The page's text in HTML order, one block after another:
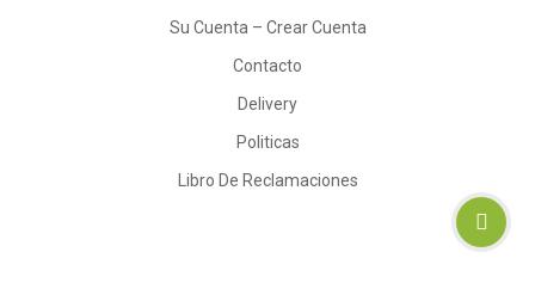
Su Cuenta – Crear Cuenta
Contacto
Delivery
Politicas
Libro De Reclamaciones